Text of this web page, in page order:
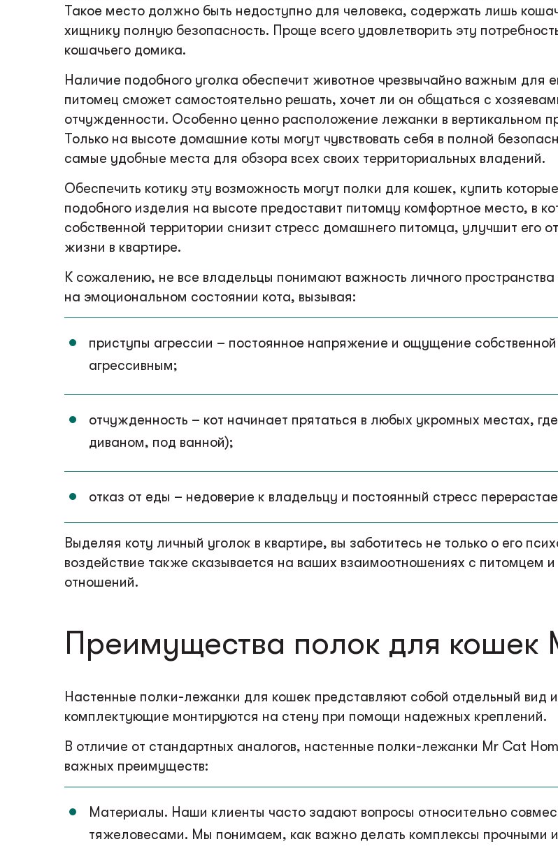
Такое место должно быть недоступно для человека, содержать лишь
хищнику полную безопасность. Проще всего удовлетворить эту
кошачьего домика.
Наличие подобного уголка обеспечит животное чрезвычайно важным для
питомец сможет самостоятельно решать, хочет ли он общаться с
отчужденности. Особенно ценно расположение лежанки в вертикальном
Только на высоте домашние коты могут чувствовать себя в полной
самые удобные места для обзора всех своих территориальных владений.
Обеспечить котику эту возможность могут полки для кошек, купить
подобного изделия на высоте предоставит питомцу комфортное место, в
собственной территории снизит стресс домашнего питомца, улучшит его
жизни в квартире.
К сожалению, не все владельцы понимают важность личного пространства
на эмоциональном состоянии кота, вызывая:
приступы агрессии – постоянное напряжение и ощущение
агрессивным;
отчужденность – кот начинает прятаться в любых укромных местах,
диваном, под ванной);
отказ от еды – недоверие к владельцу и постоянный стресс
Выделяя коту личный уголок в квартире, вы заботитесь не только о его
воздействие также сказывается на ваших взаимоотношениях с питомцем
отношений.
Преимущества полок для кошек
Настенные полки-лежанки для кошек представляют собой отдельный вид
комплектующие монтируются на стену при помощи надежных креплений.
В отличие от стандартных аналогов, настенные полки-лежанки Mr Cat
важных преимуществ:
Материалы. Наши клиенты часто задают вопросы относительно
тяжеловесами. Мы понимаем, как важно делать комплексы прочными